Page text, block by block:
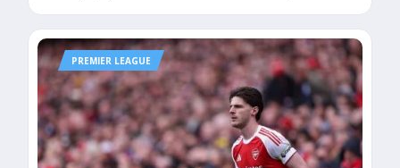
PREMIER LEAGUE